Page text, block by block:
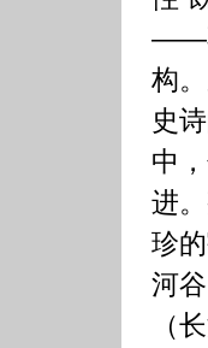
——
构
史
中
进
珍
河
（